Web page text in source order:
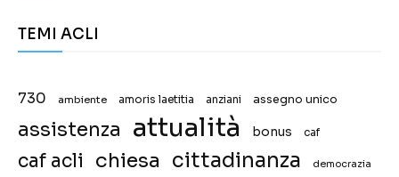
TEMI ACLI
730 ambiente amoris laetitia anziani assegno unico
assistenza attualità bonus caf
caf acli chiesa cittadinanza democrazia